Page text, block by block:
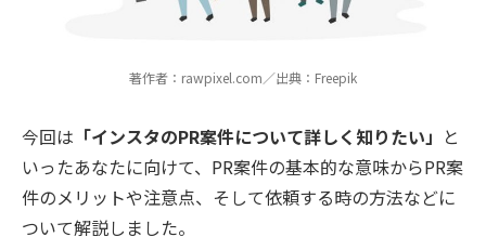
著作者：rawpixel.com／出典：Freepik
今回は 「インスタのPR案件について詳しく知りたい」 と
いったあなたに向けて、PR案件の基本的な意味からPR案
件のメリットや注意点、そして依頼する時の方法などに
ついて解説しました。